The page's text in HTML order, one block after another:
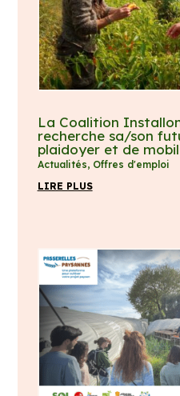
La Coalition
recherche sa/son
plaidoyer et de
Actualités, Offres d'emploi
LIRE PLUS